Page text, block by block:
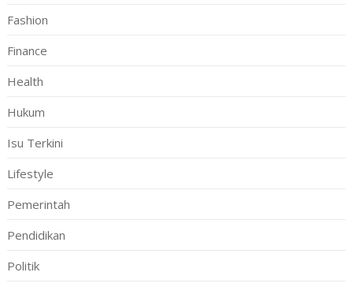
Fashion
Finance
Health
Hukum
Isu Terkini
Lifestyle
Pemerintah
Pendidikan
Politik